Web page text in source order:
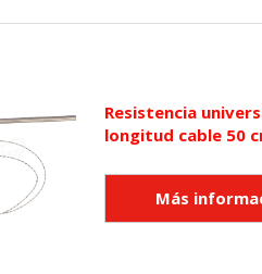
Resistencia
longitud cable 50
que el sitio web funcione y no
sobre estas cookies, pero